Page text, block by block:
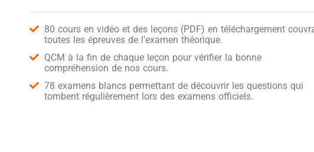
80 cours en vidéo et des leçons (PDF) en téléchargement
toutes les épreuves de l'examen théorique.
QCM à la fin de chaque leçon pour vérifier la bonne
compréhension de nos cours.
78 examens blancs permettant de découvrir les questions qui
tombent régulièrement lors des examens officiels.